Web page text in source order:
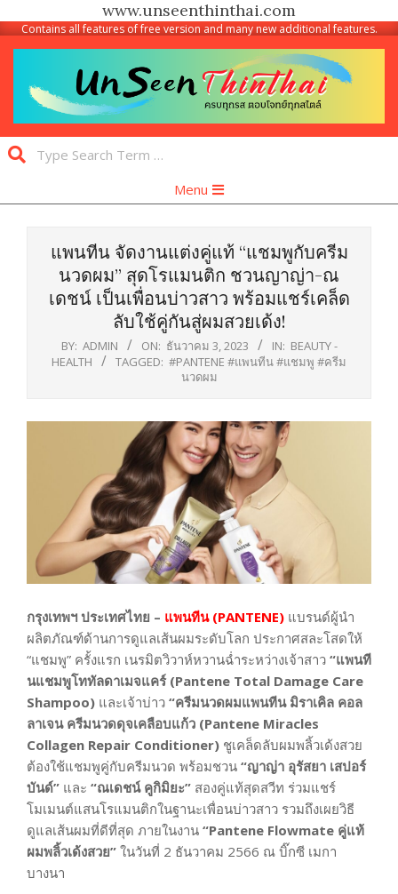
www.unseenthinthai.com
SkipContains all features of free version and many new additional features.
Unseen
Thinthai
Navigation
Menu
แพนทีน จัดงานแต่งคู่แท้ “แชมพูกับครีม
นวดผม” สุดโรแมนติก ชวนญาญ่า-ณ
เดชน์ เป็นเพื่อนบ่าวสาว พร้อมแชร์เคล็ด
ลับใช้คู่กันสู่ผมสวยเด้ง!
BY: ADMIN ON: ธันวาคม 3, 2023 IN: BEAUTY -
HEALTH
TAGGED: #PANTENE #แพนทีน #แชมพู #ครีม
นวดผม
กรุงเทพฯ ประเทศไทย – แพนทีน(PANTENE) แบรนด์ผู้นำ
ผลิตภัณฑ์ด้านการดูแลเส้นผมระดับโลก ประกาศสละโสดให้
“แชมพู” ครั้งแรก เนรมิตวิวาห์หวานฉ่ำระหว่างเจ้าสาว “แพนที
นแชมพูโททัลดาเมจแคร์ (Pantene Total Damage Care
Shampoo) และเจ้าบ่าว “ครีมนวดผมแพนทีน มิราเคิล คอล
ลาเจน ครีมนวดดุจเคลือบแก้ว (Pantene Miracles
Collagen Repair Conditioner) ชูเคล็ดลับผมพลิ้วเด้งสวย
ต้องใช้แชมพูคู่กับครีมนวด พร้อมชวน “ญาญ่า อุรัสยา เสปอร์
บันด์” และ “ณเดชน์ คูกิมิยะ” สองคู่แท้สุดสวีท ร่วมแชร์
โมเมนต์แสนโรแมนติกในฐานะเพื่อนบ่าวสาว รวมถึงเผยวิธี
ดูแลเส้นผมที่ดีที่สุด ภายในงาน “Pantene Flowmate คู่แท้
ผมพลิ้วเด้งสวย” ในวันที่ 2 ธันวาคม 2566 ณ บิ๊กซี เมกา
บางนา